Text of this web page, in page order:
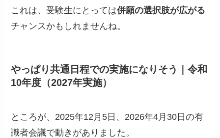
これは、受験生にとっては併願の選択肢が広がる
チャンスかもしれませんね。
やっぱり共通日程での実施になりそう｜令和
10年度（2027年実施）
ところが、2025年12月5日、2026年4月30日の有
識者会議で動きがありました。